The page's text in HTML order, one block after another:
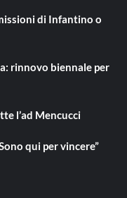
di Infantino o
rinnovo biennale per
l’ad Mencucci
qui per vincere”